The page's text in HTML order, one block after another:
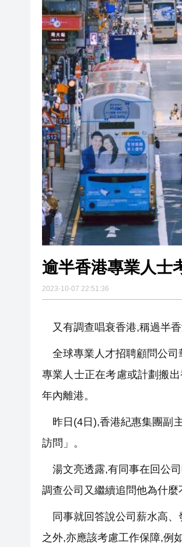
瀋陽鐵西校園
黎智英案｜吳
騰出更多時間
50餘位頂尖
海南澄邁文儒
梁振英率港區
2025年海南
山東26戶省屬
瀋陽鐵西校園
逾半香港專業人士
2023-10-07 22:51:36
又有調查唱衰香港,稱過半
全球專業人才招聘顧問公司
專業人士正在考慮或計劃搬
年內離港。
昨日(4日),香港紀惠集團副
訪問」。
湯文亮透露,有同事在回公
調查公司又繼續追問他為什麼
同事就回答說公司薪水高、
之外,亦應該考慮工作保障,例